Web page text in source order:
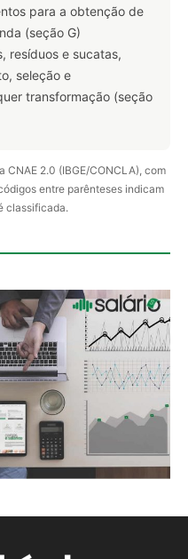
para a obtenção de
(seção G)
resíduos e sucatas,
seleção e
transformação (seção
CNAE 2.0 (IBGE/CONCLA), com
entre parênteses indicam
classificada.